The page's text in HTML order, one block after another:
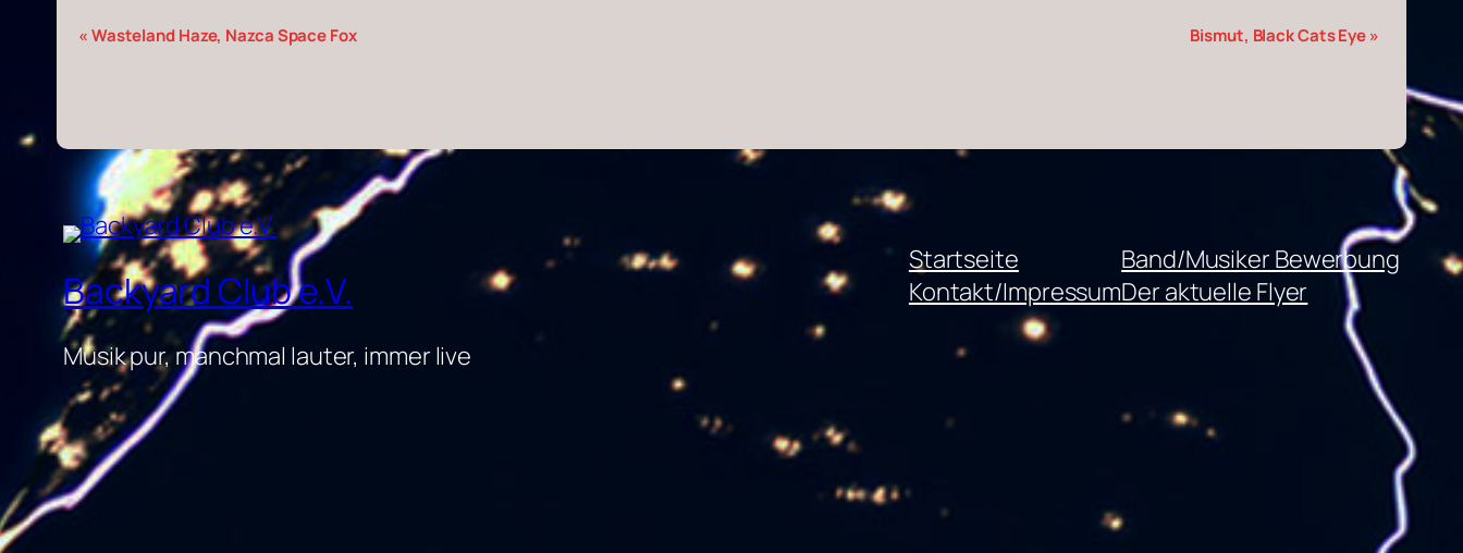
Veranstaltung-
«Wasteland Haze, Nazca Space Fox Bismut, Black Cats Eye»
Backyard Club e.V.
Musik pur, manchmal lauter, immer live
Startseite
Kontakt/Impressum
Band/Musiker Bewerbung
Der aktuelle Flyer